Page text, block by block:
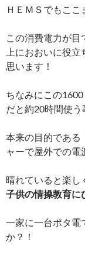
ＨＥＭＳでもここ
この消費電力が
上におおいに役
思います！
ちなみにこの
だと約20時間使う
本来の目的である
ャーで屋外での電
晴れていると楽し
子供の情操教育に
一家に一台ポタ電
か？！